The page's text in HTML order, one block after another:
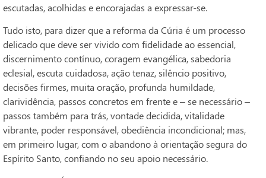
escutadas, acolhidas e encorajadas a expressar-se.
Tudo isto, para dizer que a reforma da Cúria é um processo
delicado que deve ser vivido com fidelidade ao essencial,
discernimento contínuo, coragem evangélica, sabedoria
eclesial, escuta cuidadosa, ação tenaz, silêncio positivo,
decisões firmes, muita oração, profunda humildade,
clarividência, passos concretos em frente e – se necessário –
passos também para trás, vontade decidida, vitalidade
vibrante, poder responsável, obediência incondicional; mas,
em primeiro lugar, com o abandono à orientação segura do
Espírito Santo, confiando no seu apoio necessário.